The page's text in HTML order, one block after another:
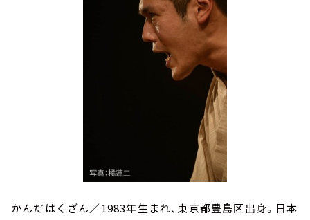
かんだはくざん／1983年生まれ、東京都豊島区出身。日本